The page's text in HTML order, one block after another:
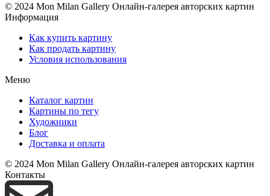
© 2024 Mon Milan Gallery Онлайн-галерея авторских картин
Информация
Как купить картину
Как продать картину
Условия использования
Меню
Каталог картин
Картины по тегу
Художники
Блог
Доставка и оплата
© 2024 Mon Milan Gallery Онлайн-галерея авторских картин
Контакты